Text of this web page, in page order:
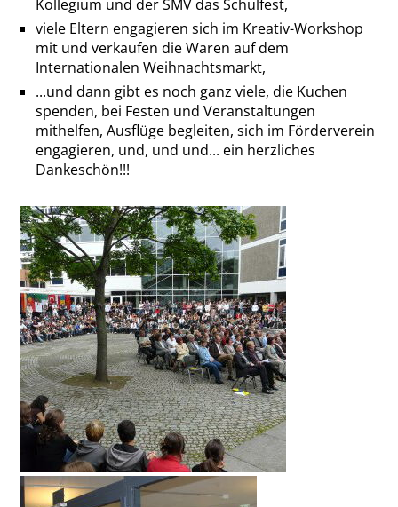
Kollegium und der SMV das Schulfest,
viele Eltern engagieren sich im Kreativ-Workshop
mit und verkaufen die Waren auf dem
Internationalen Weihnachtsmarkt,
...und dann gibt es noch ganz viele, die Kuchen
spenden, bei Festen und Veranstaltungen
mithelfen, Ausflüge begleiten, sich im Förderverein
engagieren, und, und und... ein herzliches
Dankeschön!!!